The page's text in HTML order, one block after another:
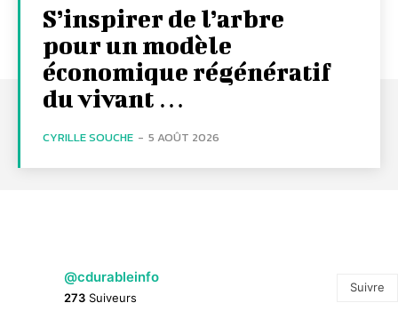
S’inspirer de l’arbre
pour un modèle
économique régénératif
du vivant …
CYRILLE SOUCHE - 5 AOÛT 2026
@cdurableinfo
273 Suiveurs
Suivre